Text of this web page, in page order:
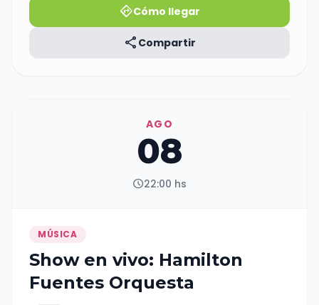
directionsCómo llegar
share Compartir
AGO
08
schedule22:00 hs
MÚSICA
Show en vivo: Hamilton
Fuentes Orquesta